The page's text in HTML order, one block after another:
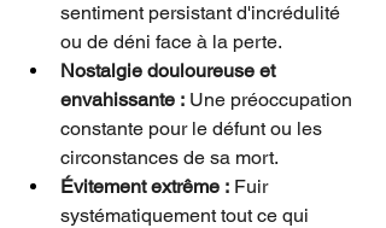
sentiment persistant d'incrédulité
ou de déni face à la perte.
Nostalgie douloureuse et
envahissante : Une préoccupation
constante pour le défunt ou les
circonstances de sa mort.
Évitement extrême : Fuir
systématiquement tout ce qui